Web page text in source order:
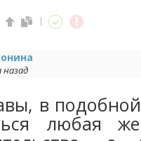
назад
в
любая